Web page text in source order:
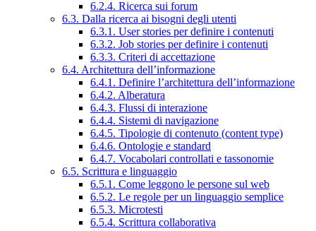
6.2.4. Ricerca sui forum
6.3. Dalla ricerca ai bisogni degli utenti
6.3.1. User stories per definire i contenuti
6.3.2. Job stories per definire i contenuti
6.3.3. Criteri di accettazione
6.4. Architettura dell’informazione
6.4.1. Definire l’architettura dell’informazione
6.4.2. Alberatura
6.4.3. Flussi di interazione
6.4.4. Sistemi di navigazione
6.4.5. Tipologie di contenuto (content type)
6.4.6. Ontologie e standard
6.4.7. Vocabolari controllati e tassonomie
6.5. Scrittura e linguaggio
6.5.1. Come leggono le persone sul web
6.5.2. Le regole per un linguaggio semplice
6.5.3. Microtesti
6.5.4. Scrittura collaborativa